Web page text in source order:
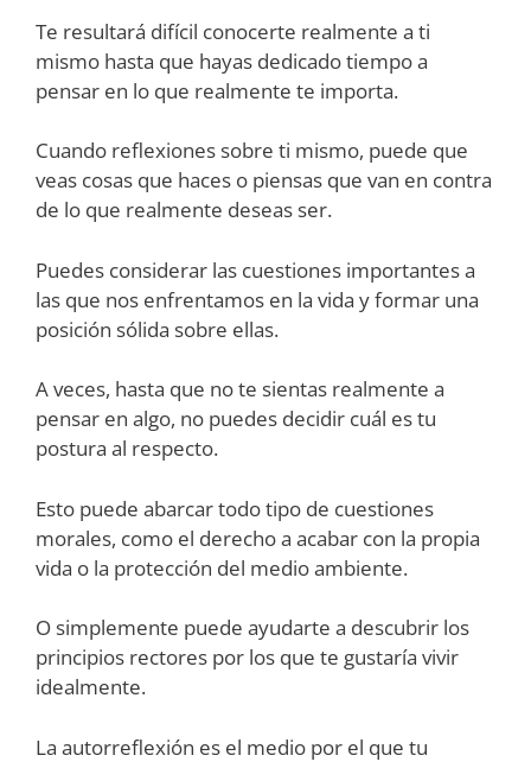
Te resultará difícil conocerte realmente a ti
mismo hasta que hayas dedicado tiempo a
pensar en lo que realmente te importa.
Cuando reflexiones sobre ti mismo, puede que
veas cosas que haces o piensas que van en contra
de lo que realmente deseas ser.
Puedes considerar las cuestiones importantes a
las que nos enfrentamos en la vida y formar una
posición sólida sobre ellas.
A veces, hasta que no te sientas realmente a
pensar en algo, no puedes decidir cuál es tu
postura al respecto.
Esto puede abarcar todo tipo de cuestiones
morales, como el derecho a acabar con la propia
vida o la protección del medio ambiente.
O simplemente puede ayudarte a descubrir los
principios rectores por los que te gustaría vivir
idealmente.
La autorreflexión es el medio por el que tu